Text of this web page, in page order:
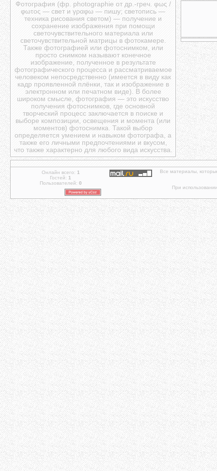
Фотография (фр. photographie от др.-греч. φως /
φωτος — свет и γραφω — пишу; светопись —
техника рисования светом) — получение и
сохранение изображения при помощи
светочувствительного материала или
светочувствительной матрицы в фотокамере.
Также фотографией или фотоснимком, или
просто снимком называют конечное
изображение, полученное в результате
фотографического процесса и рассматриваемое
человеком непосредственно (имеется в виду как
кадр проявленной плёнки, так и изображение в
электронном или печатном виде). В более
широком смысле, фотография — это искусство
получения фотоснимков, где основной
творческий процесс заключается в поиске и
выборе композиции, освещения и момента (или
моментов) фотоснимка. Такой выбор
определяется умением и навыком фотографа, а
также его личными предпочтениями и вкусом,
что также характерно для любого вида искусства.
Онлайн всего: 1
Гостей: 1
Пользователей: 0
Все материалы,
При